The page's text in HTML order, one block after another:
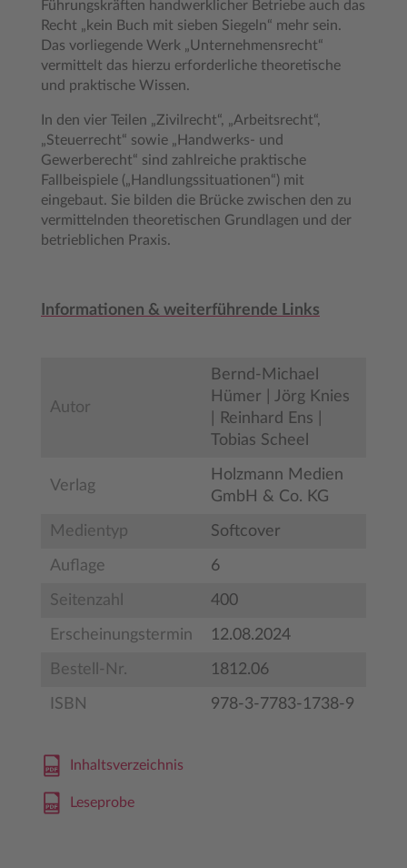
Führungskräften handwerklicher Betriebe auch das
Recht „kein Buch mit sieben Siegeln“ mehr sein.
Das vorliegende Werk „Unternehmensrecht“
vermittelt das hierzu erforderliche theoretische
und praktische Wissen.
In den vier Teilen „Zivilrecht“, „Arbeitsrecht“,
„Steuerrecht“ sowie „Handwerks- und
Gewerberecht“ sind zahlreiche praktische
Fallbeispiele („Handlungssituationen“) mit
eingebaut. Sie bilden die Brücke zwischen den zu
vermittelnden theoretischen Grundlagen und der
betrieblichen Praxis.
Informationen & weiterführende Links
Autor
Bernd-Michael
Hümer | Jörg Knies
| Reinhard Ens |
Tobias Scheel
Verlag
Holzmann Medien
GmbH & Co. KG
Medientyp Softcover
Auflage 6
Seitenzahl 400
Erscheinungstermin 12.08.2024
Bestell-Nr. 1812.06
ISBN 978-3-7783-1738-9
Inhaltsverzeichnis
Leseprobe